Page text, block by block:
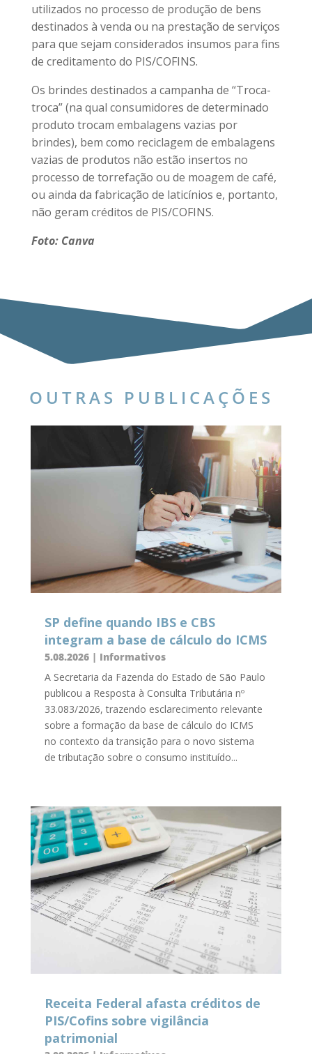
utilizados no processo de produção de bens
destinados à venda ou na prestação de serviços
para que sejam considerados insumos para fins
de creditamento do PIS/COFINS.
Os brindes destinados a campanha de “Troca-
troca” (na qual consumidores de determinado
produto trocam embalagens vazias por
brindes), bem como reciclagem de embalagens
vazias de produtos não estão insertos no
processo de torrefação ou de moagem de café,
ou ainda da fabricação de laticínios e, portanto,
não geram créditos de PIS/COFINS.
Foto: Canva
OUTRAS PUBLICAÇÕES
SP define quando IBS e CBS
integram a base de cálculo do ICMS
5.08.2026| Informativos
A Secretaria da Fazenda do Estado de São Paulo
publicou a Resposta à Consulta Tributária nº
33.083/2026, trazendo esclarecimento relevante
sobre a formação da base de cálculo do ICMS
no contexto da transição para o novo sistema
de tributação sobre o consumo instituído...
Receita Federal afasta créditos de
PIS/Cofins sobre vigilância
patrimonial